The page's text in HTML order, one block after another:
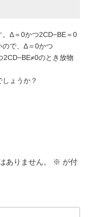
Δ＝0かつ2CD−BE＝0
ので、Δ＝0かつ
2CD−BE≠0のとき放物
ょうか？
ありません。 ※ が付